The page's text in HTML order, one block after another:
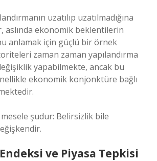
uzatılıp uzatılmadığına
aslında ekonomik beklentilerin
anlamak için güçlü bir örnek
zaman zaman yapılandırma
yapabilmekte, ancak bu
ekonomik konjonktüre bağlı
şudur: Belirsizlik bile
ve Piyasa Tepkisi